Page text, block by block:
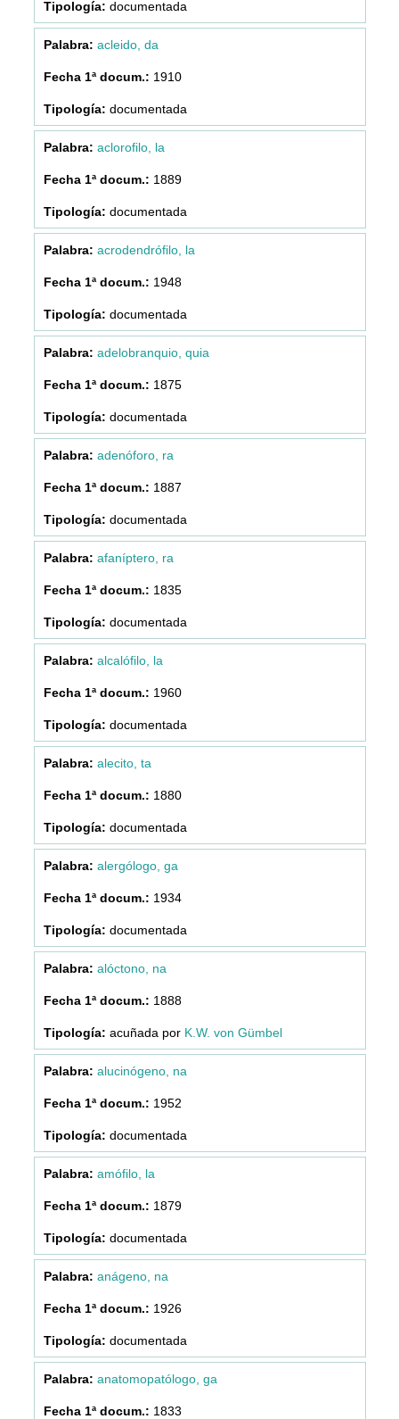
documentada
acleido, da
1910
documentada
aclorofilo, la
1889
documentada
acrodendrófilo, la
1948
documentada
adelobranquio, quia
1875
documentada
adenóforo, ra
1887
documentada
afaníptero, ra
1835
documentada
alcalófilo, la
1960
documentada
alecito, ta
1880
documentada
alergólogo, ga
1934
documentada
alóctono, na
1888
acuñada por K.W. von Gümbel
alucinógeno, na
1952
documentada
amófilo, la
1879
documentada
anágeno, na
1926
documentada
anatomopatólogo, ga
1833